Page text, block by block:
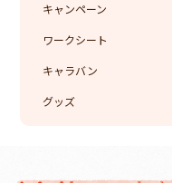
キャンペーン
ワークシート
キャラバン
グッズ